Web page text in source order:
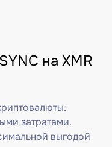
на XMR
затратами.
выгодой